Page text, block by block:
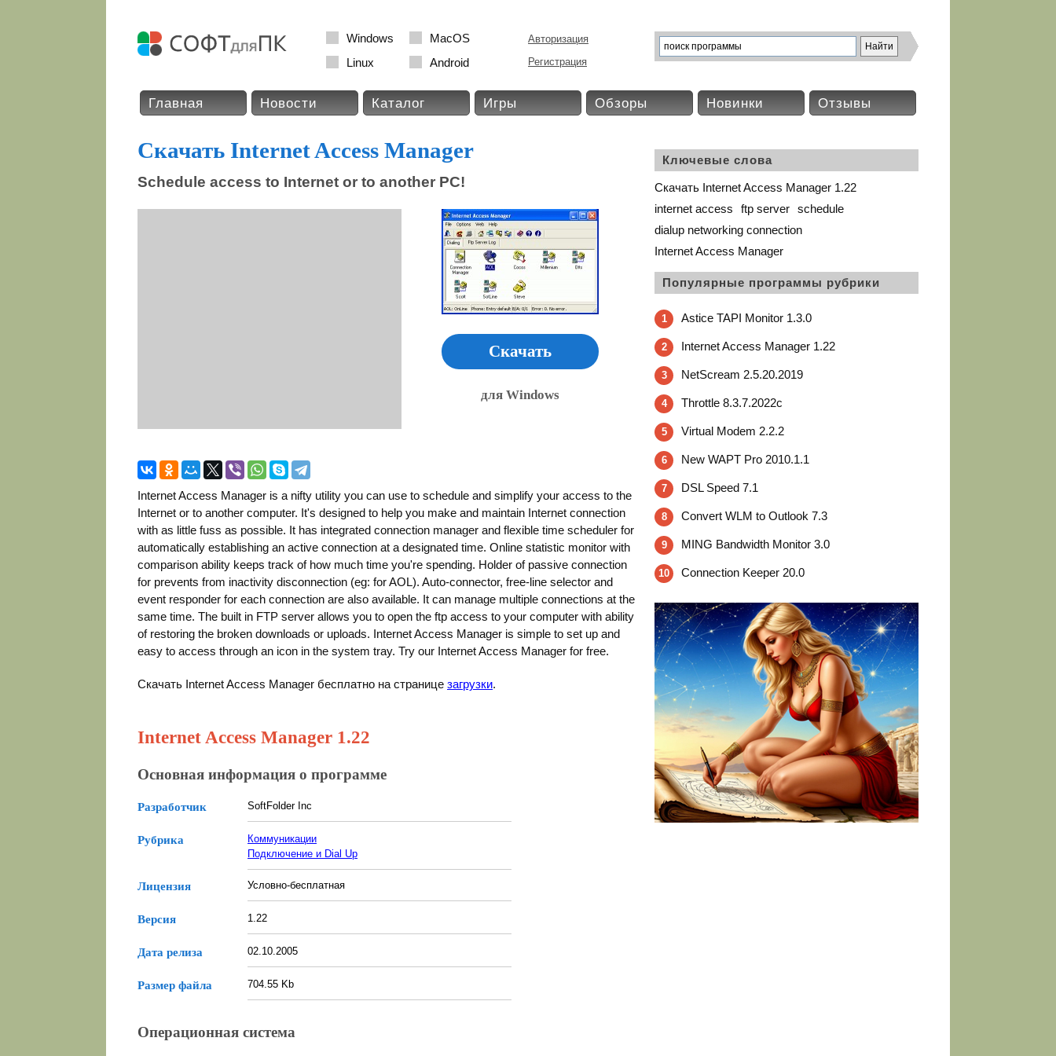
Windows
MacOS
Linux
Android
Авторизация
Регистрация
Главная Новости Каталог Игры Обзоры Новинки Отзывы
Скачать Internet Access Manager
Schedule access to Internet or to another PC!
Скачать
для Windows
Internet Access Manager is a nifty utility you can use to schedule and simplify your access to the
Internet or to another computer. It's designed to help you make and maintain Internet connection
with as little fuss as possible. It has integrated connection manager and flexible time scheduler for
automatically establishing an active connection at a designated time. Online statistic monitor with
comparison ability keeps track of how much time you're spending. Holder of passive connection
for prevents from inactivity disconnection (eg: for AOL). Auto-connector, free-line selector and
event responder for each connection are also available. It can manage multiple connections at the
same time. The built in FTP server allows you to open the ftp access to your computer with ability
of restoring the broken downloads or uploads. Internet Access Manager is simple to set up and
easy to access through an icon in the system tray. Try our Internet Access Manager for free.
Скачать Internet Access Manager бесплатно на странице загрузки.
Internet Access Manager 1.22
Основная информация о программе
Разработчик SoftFolder Inc
Рубрика
Коммуникации
Подключение и Dial Up
Лицензия Условно-бесплатная
Версия 1.22
Дата релиза 02.10.2005
Размер файла 704.55 Kb
Операционная система
Ключевые слова
Скачать Internet Access Manager 1.22
internet access
ftp server schedule
dialup networking connection
Internet Access Manager
Популярные программы рубрики
1 Astice TAPI Monitor 1.3.0
2 Internet Access Manager 1.22
3 NetScream 2.5.20.2019
4 Throttle 8.3.7.2022c
5 Virtual Modem 2.2.2
6 New WAPT Pro 2010.1.1
7 DSL Speed 7.1
8 Convert WLM to Outlook 7.3
9 MING Bandwidth Monitor 3.0
10 Connection Keeper 20.0